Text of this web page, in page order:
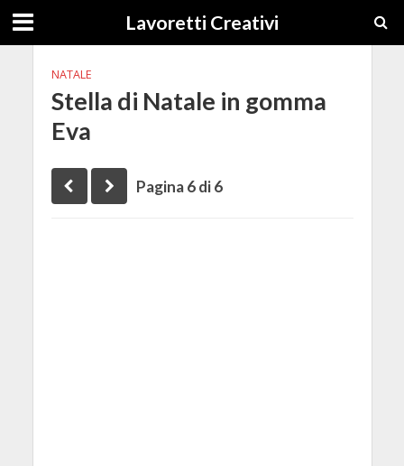
Lavoretti Creativi
NATALE
Stella di Natale in gomma
Eva
Pagina 6 di 6